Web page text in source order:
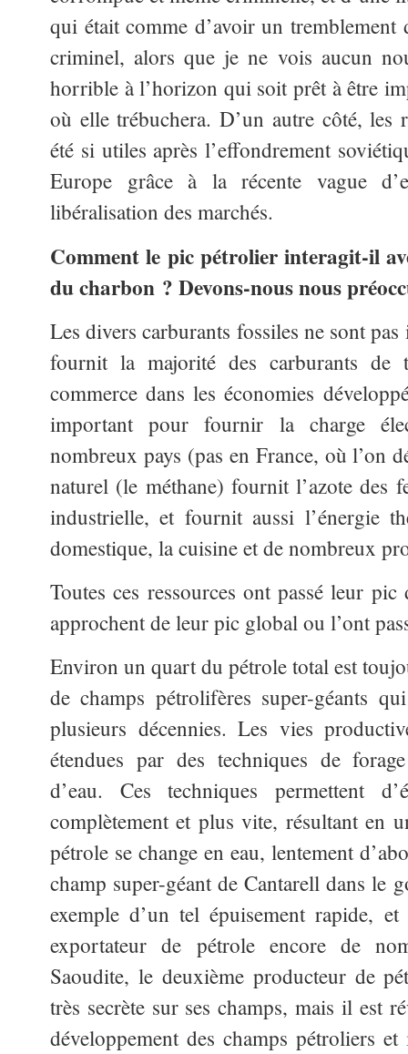
qui était comme d’avoir un
criminel, alors que je ne vois aucun
horrible à l’horizon qui soit prêt à être
où elle trébuchera. D’un autre côté, les
été si utiles après l’effondrement
Europe grâce à la récente vague
libéralisation des marchés.
Comment le pic pétrolier interagit-il
du charbon ? Devons-nous nous
Les divers carburants fossiles ne sont
fournit la majorité des carburants de
commerce dans les économies
important pour fournir la charge
nombreux pays (pas en France, où l’on
naturel (le méthane) fournit l’azote des
industrielle, et fournit aussi l’énergie
domestique, la cuisine et de nombreux
Toutes ces ressources ont passé leur
approchent de leur pic global ou l’ont
Environ un quart du pétrole total est
de champs pétrolifères super-géants
plusieurs décennies. Les vies
étendues par des techniques de
d’eau. Ces techniques permettent
complètement et plus vite, résultant en
pétrole se change en eau, lentement
champ super-géant de Cantarell dans le
exemple d’un tel épuisement rapide,
exportateur de pétrole encore de
Saoudite, le deuxième producteur de
très secrète sur ses champs, mais il est
développement des champs pétroliers